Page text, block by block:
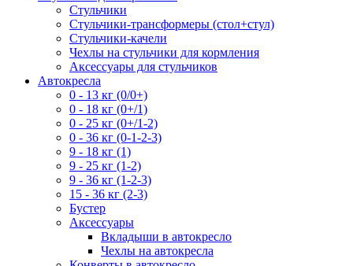
Стульчики
Стульчики-трансформеры (стол+стул)
Стульчики-качели
Чехлы на стульчики для кормления
Аксессуары для стульчиков
Автокресла
0 - 13 кг (0/0+)
0 - 18 кг (0+/1)
0 - 25 кг (0+/1-2)
0 - 36 кг (0-1-2-3)
9 - 18 кг (1)
9 - 25 кг (1-2)
9 - 36 кг (1-2-3)
15 - 36 кг (2-3)
Бустер
Аксессуары
Вкладыши в автокресло
Чехлы на автокресла